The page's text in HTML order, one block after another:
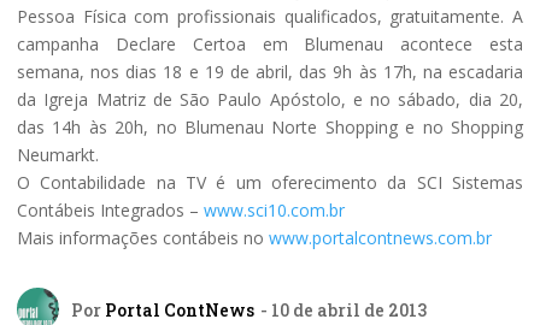
Pessoa Física com profissionais qualificados, gratuitamente. A
campanha Declare Certoa em Blumenau acontece esta
semana, nos dias 18 e 19 de abril, das 9h às 17h, na escadaria
da Igreja Matriz de São Paulo Apóstolo, e no sábado, dia 20,
das 14h às 20h, no Blumenau Norte Shopping e no Shopping
Neumarkt.
O Contabilidade na TV é um oferecimento da SCI Sistemas
Contábeis Integrados – www.sci10.com.br
Mais informações contábeis no www.portalcontnews.com.br
Por Portal ContNews - 10 de abril de 2013